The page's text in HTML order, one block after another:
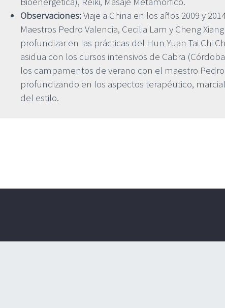
Observaciones:Viaje a China en los años 2009 y
Maestros Pedro Valencia, Cecilia Lam y Cheng
profundizar en las prácticas del Hun Yuan Tai Chi
asidua con los cursos intensivos de Cabra
los campamentos de verano con el maestro Pedro
profundizando en los aspectos terapéutico,
del estilo.